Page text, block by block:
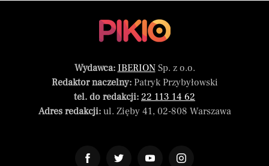
Wydawca: IBERIONSp. z o.o.
Redaktor naczelny:Patryk Przybyłowski
tel. do redakcji: 22 113 14 62
Adres redakcji:ul. Zięby 41, 02-808 Warszawa